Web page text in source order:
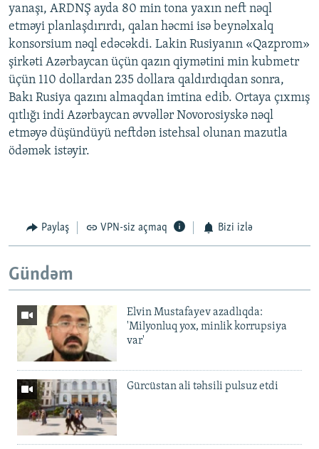
yanaşı, ARDNŞ ayda 80 min tona yaxın neft nəql
etməyi planlaşdırırdı, qalan həcmi isə beynəlxalq
konsorsium nəql edəcəkdi. Lakin Rusiyanın «Qazprom»
şirkəti Azərbaycan üçün qazın qiymətini min kubmetr
üçün 110 dollardan 235 dollara qaldırdıqdan sonra,
Bakı Rusiya qazını almaqdan imtina edib. Ortaya çıxmış
qıtlığı indi Azərbaycan əvvəllər Novorosiyskə nəql
etməyə düşündüyü neftdən istehsal olunan mazutla
ödəmək istəyir.
Paylaş VPN-siz açmaq Bizi izlə
Gündəm
Elvin Mustafayev azadlıqda:
'Milyonluq yox, minlik korrupsiya
var'
Gürcüstan ali təhsili pulsuz etdi